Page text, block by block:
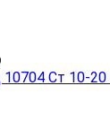
Ст 10-20